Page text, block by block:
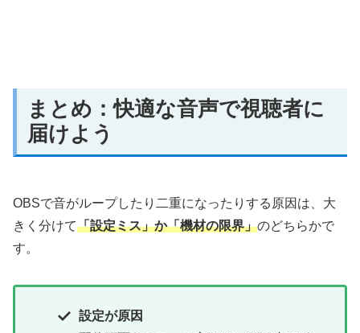
まとめ：快適な音声で視聴者に
届けよう
OBSで音がループしたり二重になったりする原因は、大
きく分けて「設定ミス」か「機材の限界」のどちらかで
す。
設定が原因